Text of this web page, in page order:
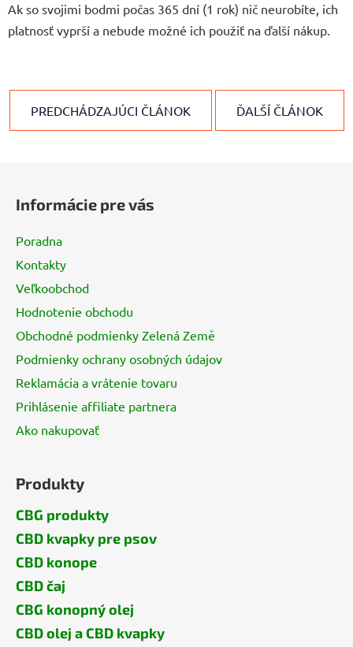
Ak so svojimi bodmi počas 365 dní (1 rok) nič neurobíte, ich
platnosť vyprší a nebude možné ich použiť na ďalší nákup.
PREDCHÁDZAJÚCI ČLÁNOK ĎALŠÍ ČLÁNOK
Informácie pre vás
Poradna
Kontakty
Veľkoobchod
Hodnotenie obchodu
Obchodné podmienky Zelená Země
Podmienky ochrany osobných údajov
Reklamácia a vrátenie tovaru
Prihlásenie affiliate partnera
Ako nakupovať
Produkty
CBG produkty
CBD kvapky pre psov
CBD konope
CBD čaj
CBG konopný olej
CBD olej a CBD kvapky